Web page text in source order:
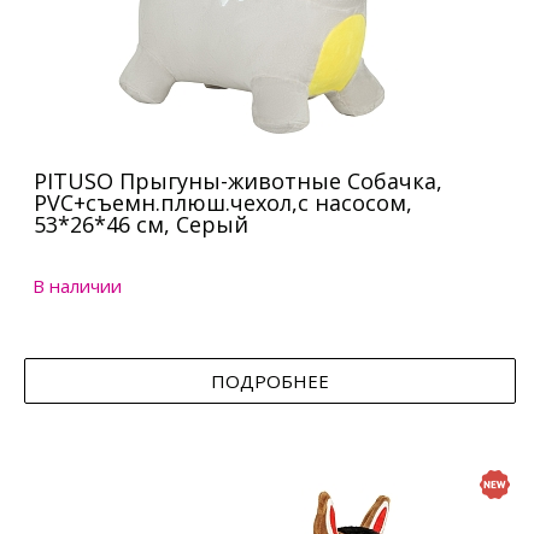
PITUSO Прыгуны-животные Собачка,
PVC+съемн.плюш.чехол,с насосом,
53*26*46 см, Серый
В наличии
ПОДРОБНЕЕ